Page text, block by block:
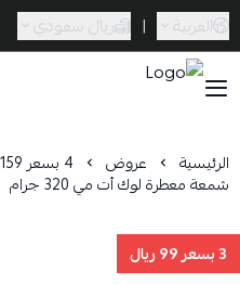
العربية | ريال سعودي
الرئيسية عروض 4 بسعر 159 ريال
شمعة معطرة لوك أت مي 320 جرام
3 بسعر 99 ريال